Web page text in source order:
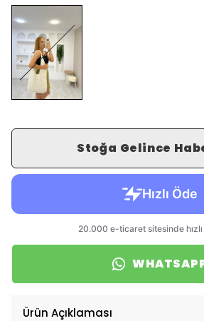
Stoğa Gelince
Ürün Açıklaması